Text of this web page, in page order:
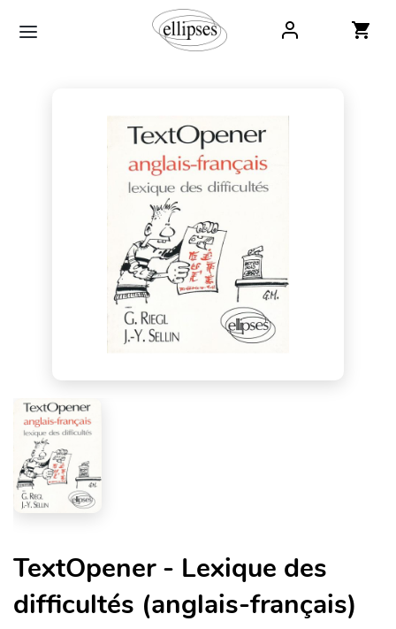
TextOpener - Lexique des
difficultés (anglais-français)